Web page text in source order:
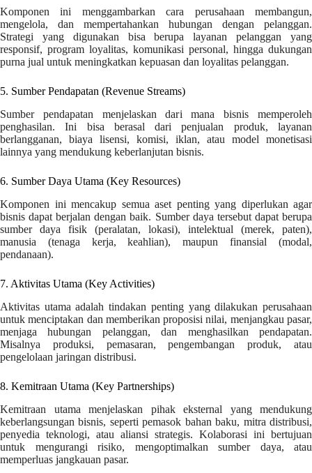
Komponen ini menggambarkan cara perusahaan membangun,
mengelola, dan mempertahankan hubungan dengan pelanggan.
Strategi yang digunakan bisa berupa layanan pelanggan yang
responsif, program loyalitas, komunikasi personal, hingga dukungan
purna jual untuk meningkatkan kepuasan dan loyalitas pelanggan.
5. Sumber Pendapatan (Revenue Streams)
Sumber pendapatan menjelaskan dari mana bisnis memperoleh
penghasilan. Ini bisa berasal dari penjualan produk, layanan
berlangganan, biaya lisensi, komisi, iklan, atau model monetisasi
lainnya yang mendukung keberlanjutan bisnis.
6. Sumber Daya Utama (Key Resources)
Komponen ini mencakup semua aset penting yang diperlukan agar
bisnis dapat berjalan dengan baik. Sumber daya tersebut dapat berupa
sumber daya fisik (peralatan, lokasi), intelektual (merek, paten),
manusia (tenaga kerja, keahlian), maupun finansial (modal,
pendanaan).
7. Aktivitas Utama (Key Activities)
Aktivitas utama adalah tindakan penting yang dilakukan perusahaan
untuk menciptakan dan memberikan proposisi nilai, menjangkau pasar,
menjaga hubungan pelanggan, dan menghasilkan pendapatan.
Misalnya produksi, pemasaran, pengembangan produk, atau
pengelolaan jaringan distribusi.
8. Kemitraan Utama (Key Partnerships)
Kemitraan utama menjelaskan pihak eksternal yang mendukung
keberlangsungan bisnis, seperti pemasok bahan baku, mitra distribusi,
penyedia teknologi, atau aliansi strategis. Kolaborasi ini bertujuan
untuk mengurangi risiko, mengoptimalkan sumber daya, atau
memperluas jangkauan pasar.